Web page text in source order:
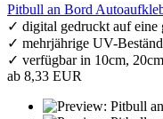
Pitbull an Bord
✓ digital gedruckt auf eine
✓ mehrjährige UV-
✓ verfügbar in 10cm,
ab 8,33 EUR